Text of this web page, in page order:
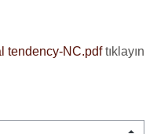
tendency-NC.pdftıklayın